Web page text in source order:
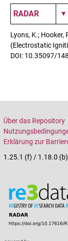
Lyons, K.; Hooker,
(Electrostatic
DOI: 10.35097/
Über das Repository
Erklärung zur
1.25.1 (f) / 1.18.0